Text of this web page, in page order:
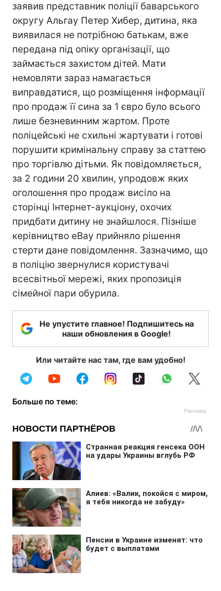
заявив представник поліції баварського
округу Альгау Петер Хибер, дитина, яка
виявилася не потрібною батькам, вже
передана під опіку організації, що
займається захистом дітей. Мати
немовляти зараз намагається
виправдатися, що розміщення інформації
про продаж її сина за 1 євро було всього
лише безневинним жартом. Проте
поліцейські не схильні жартувати і готові
порушити кримінальну справу за статтею
про торгівлю дітьми. Як повідомляється,
за 2 години 20 хвилин, упродовж яких
оголошення про продаж висіло на
сторінці Інтернет-аукціону, охочих
придбати дитину не знайшлося. Пізніше
керівництво eВay прийняло рішення
стерти дане повідомлення. Зазначимо, що
в поліцію звернулися користувачі
всесвітньої мережі, яких пропозиція
сімейної пари обурила.
Не упустите главное! Подпишитесь на
наши обновления в Google!
Или читайте нас там, где вам удобно!
Больше по теме: